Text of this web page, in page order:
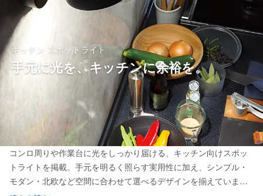
キッチン スポットライト
手元に光を、キッチンに余裕を。
コンロ周りや作業台に光をしっかり届ける、キッチン向けスポッ
トライトを掲載。手元を明るく照らす実用性に加え、シンプル・
モダン・北欧など空間に合わせて選べるデザインを揃えていま